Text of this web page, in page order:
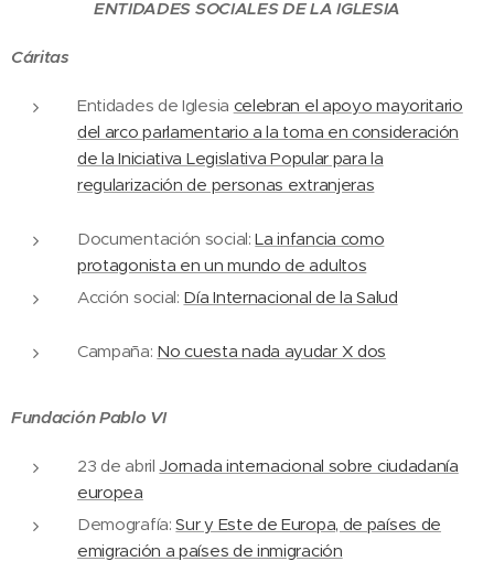
ENTIDADES SOCIALES DE LA IGLESIA
Cáritas
Entidades de Iglesia celebran el apoyo mayoritario
del arco parlamentario a la toma en consideración
de la Iniciativa Legislativa Popular para la
regularización de personas extranjeras
Documentación social:La infancia como
protagonista en un mundo de adultos
Acción social: Día Internacional de la Salud
Campaña: No cuesta nada ayudar X dos
Fundación Pablo VI
23 de abrilJornada internacional sobre ciudadanía
europea
Demografía:Sur y Este de Europa, de países de
emigración a países de inmigración